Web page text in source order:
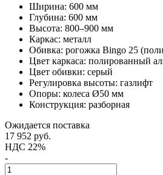
Ширина: 600 мм
Глубина: 600 мм
Высота: 800–900 мм
Каркас: металл
Обивка: рогожка Bingo 25
Цвет каркаса: полированный
Цвет обивки: серый
Регулировка высоты: газлифт
Опоры: колеса Ø50 мм
Конструкция: разборная
Ожидается поставка
17 952 руб.
НДС 22%
-